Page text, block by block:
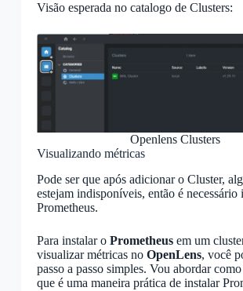
Visão esperada no catalogo de Clusters:
Openlens Clusters
Visualizando métricas
Pode ser que após adicionar o Cluster,
estejam indisponíveis, então é necessário
Prometheus.
Para instalar o Prometheusem um
visualizar métricas no OpenLens, você
passo a passo simples. Vou abordar
que é uma maneira prática de instalar